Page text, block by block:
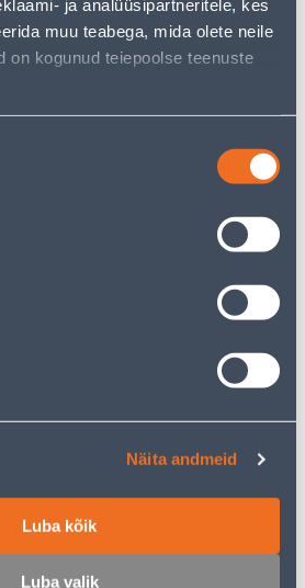
ja analüüsipartneritele, kes
muu teabega, mida olete neile
on kogunud teiepoolse teenuste
Näita andmeid
Luba kõik
Luba valik
KAMPAANIA
LIIKUMISANDUR TESATEK
1000/2000W 360º VALGE
2.23 €